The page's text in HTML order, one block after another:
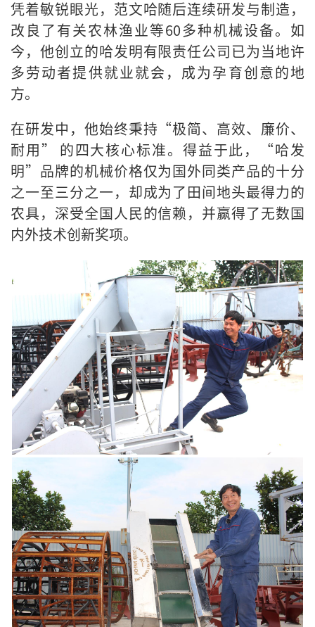
凭着敏锐眼光，范文哈随后连续研发与制造，
改良了有关农林渔业等60多种机械设备。如
今，他创立的哈发明有限责任公司已为当地许
多劳动者提供就业就会，成为孕育创意的地
方。
在研发中，他始终秉持“极简、高效、廉价、
耐用” 的四大核心标准。得益于此，“哈发
明”品牌的机械价格仅为国外同类产品的十分
之一至三分之一，却成为了田间地头最得力的
农具，深受全国人民的信赖，并赢得了无数国
内外技术创新奖项。